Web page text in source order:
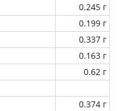
0.245 г
0.199 г
0.337 г
0.163 г
0.62 г
0.374 г